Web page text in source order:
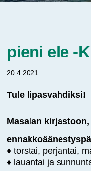
pieni ele -
20.4.2021
Tule lipasvahdiksi!
Masalan
♦ torstai, perjantai,
♦ lauantai ja